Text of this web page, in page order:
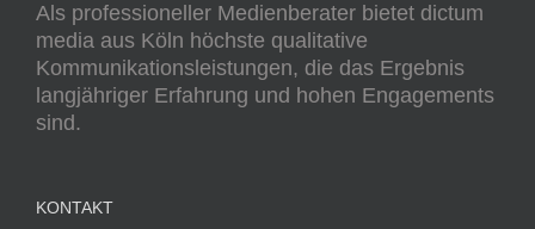
Als professioneller Medienberater bietet dictum
media aus Köln höchste qualitative
Kommunikationsleistungen, die das Ergebnis
langjähriger Erfahrung und hohen Engagements
sind.
KONTAKT